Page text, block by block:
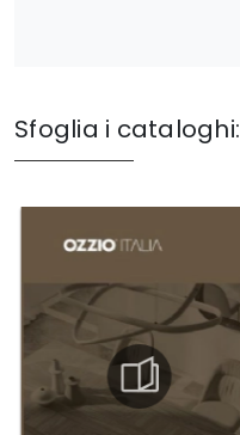
Sfoglia i cataloghi: